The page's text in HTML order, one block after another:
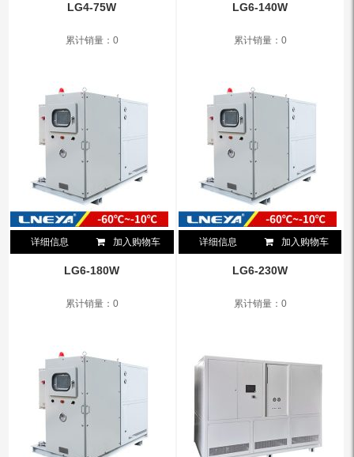
LG4-75W
累计销量：0
LG6-140W
累计销量：0
详细信息 加入购物车
LG6-180W
累计销量：0
详细信息 加入购物车
LG6-230W
累计销量：0